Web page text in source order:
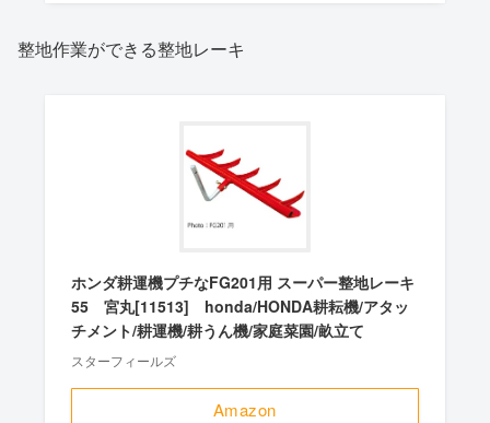
整地作業ができる整地レーキ
ホンダ耕運機プチなFG201用 スーパー整地レーキ
55 宮丸[11513] honda/HONDA耕耘機/アタッ
チメント/耕運機/耕うん機/家庭菜園/畝立て
スターフィールズ
Amazon